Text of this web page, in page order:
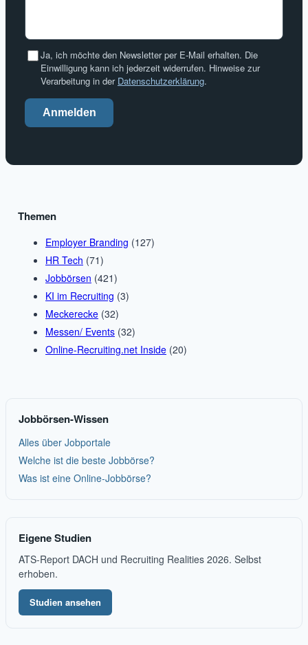
Ja, ich möchte den Newsletter per E-Mail erhalten. Die
Einwilligung kann ich jederzeit widerrufen. Hinweise zur
Verarbeitung in der Datenschutzerklärung.
Anmelden
Themen
Employer Branding (127)
HR Tech (71)
Jobbörsen (421)
KI im Recruiting (3)
Meckerecke (32)
Messen/ Events (32)
Online-Recruiting.net Inside (20)
Jobbörsen-Wissen
Alles über Jobportale
Welche ist die beste Jobbörse?
Was ist eine Online-Jobbörse?
Eigene Studien
ATS-Report DACH und Recruiting Realities 2026. Selbst
erhoben.
Studien ansehen